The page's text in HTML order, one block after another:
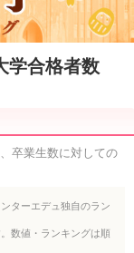
学合格者数
卒業生数に対しての
ターエデュ独自のラン
数値・ランキングは順